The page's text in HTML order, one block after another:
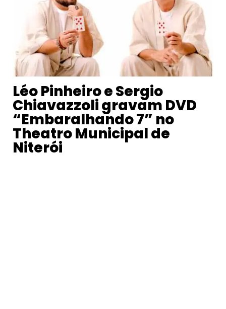
Léo Pinheiro e Sergio
Chiavazzoli gravam DVD
“Embaralhando 7” no
Theatro Municipal de
Niterói